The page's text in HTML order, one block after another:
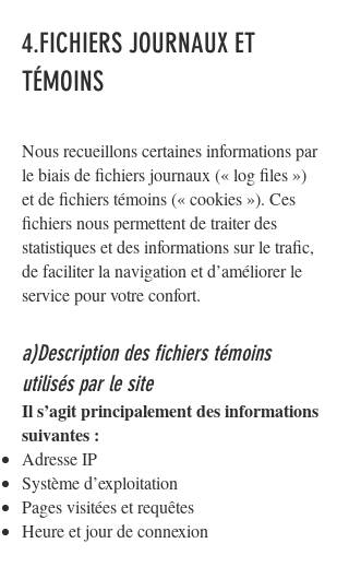
4.FICHIERS JOURNAUX ET
TÉMOINS
Nous recueillons certaines informations par
le biais de fichiers journaux (« log files »)
et de fichiers témoins (« cookies »). Ces
fichiers nous permettent de traiter des
statistiques et des informations sur le trafic,
de faciliter la navigation et d’améliorer le
service pour votre confort.
a)Description des fichiers témoins
utilisés par le site
Il s’agit principalement des informations
suivantes :
Adresse IP
Système d’exploitation
Pages visitées et requêtes
Heure et jour de connexion